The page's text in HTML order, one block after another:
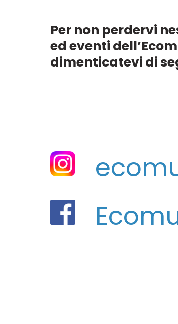
Per non perdervi
ed eventi
dimenticatevi di